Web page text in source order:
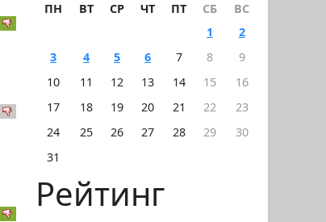
ПН ВТ СР ЧТ ПТ СБ
ВС
1
2
3
4 5 6 7 8
9
10
11 12 13 14 15
16
17
18 19 20 21 22
23
24
25 26 27 28 29
30
31
Рейтинг